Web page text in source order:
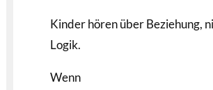
Kinder hören über Beziehung,
Logik.
Wenn